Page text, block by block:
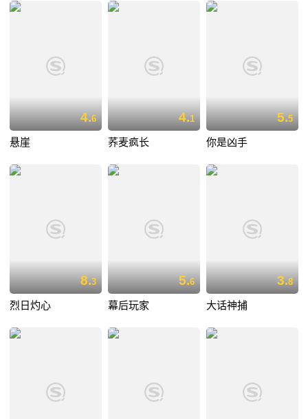
4.6
悬崖
4.1
荞麦疯长
5.5
你是凶手
8.3
烈日灼心
5.6
幕后玩家
3.8
大话神捕